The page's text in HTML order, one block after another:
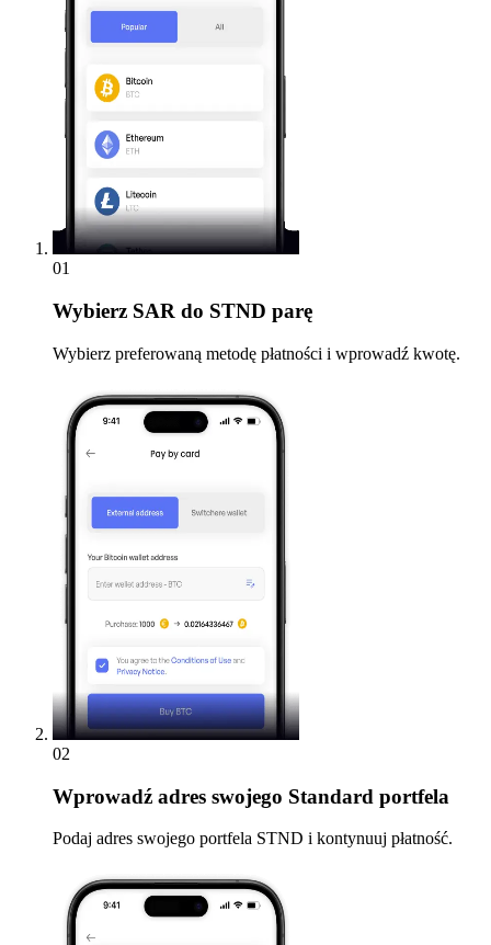
01
Wybierz SAR do STND parę
Wybierz preferowaną metodę płatności i wprowadź kwotę.
02
Wprowadź adres swojego Standard portfela
Podaj adres swojego portfela STND i kontynuuj płatność.